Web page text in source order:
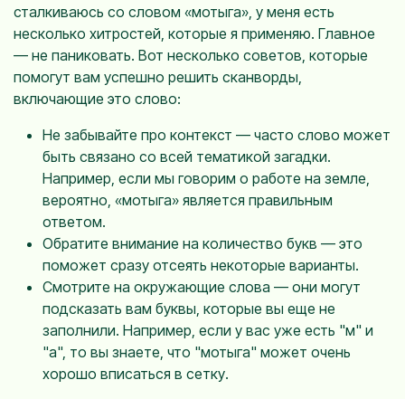
сталкиваюсь со словом «мотыга», у меня есть
несколько хитростей, которые я применяю. Главное
— не паниковать. Вот несколько советов, которые
помогут вам успешно решить сканворды,
включающие это слово:
Не забывайте про контекст — часто слово может
быть связано со всей тематикой загадки.
Например, если мы говорим о работе на земле,
вероятно, «мотыга» является правильным
ответом.
Обратите внимание на количество букв — это
поможет сразу отсеять некоторые варианты.
Смотрите на окружающие слова — они могут
подсказать вам буквы, которые вы еще не
заполнили. Например, если у вас уже есть "м" и
"а", то вы знаете, что "мотыга" может очень
хорошо вписаться в сетку.